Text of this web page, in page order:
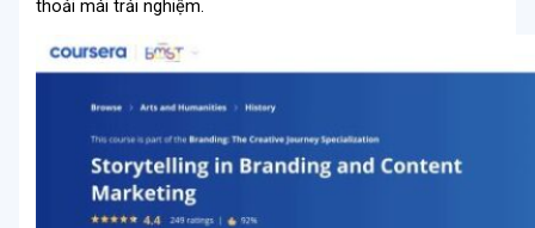
thoải mái trải nghiệm.